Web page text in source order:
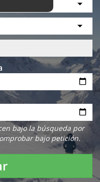
bajo la búsqueda por
bajo petición.